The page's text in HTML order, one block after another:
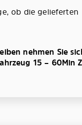
ob die gelieferten
nehmen Sie
15 – 60Min